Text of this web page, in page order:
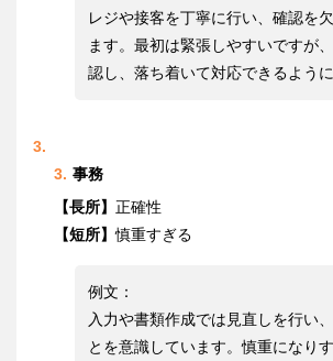
レジや接客を丁寧に行い、確認を
ます。最初は緊張しやすいですが
認し、落ち着いて対応できるように
事務
【長所】 正確性
【短所】慎重すぎる
例文：
入力や書類作成では見直しを行い
とを意識しています。慎重になり